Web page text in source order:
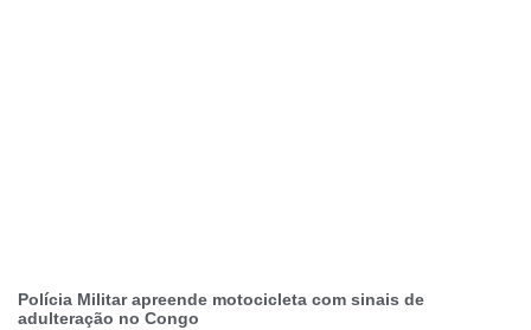
Polícia Militar apreende motocicleta com sinais de
adulteração no Congo